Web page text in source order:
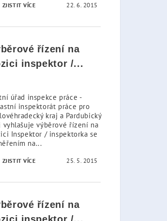
ZJISTIT VÍCE 22. 6. 2015
řízení na
inspektor /...
úřad inspekce práce -
inspektorát práce pro
kraj a Pardubický
vyhlašuje výběrové řízení na
Inspektor / inspektorka se
na...
ZJISTIT VÍCE 25. 5. 2015
řízení na